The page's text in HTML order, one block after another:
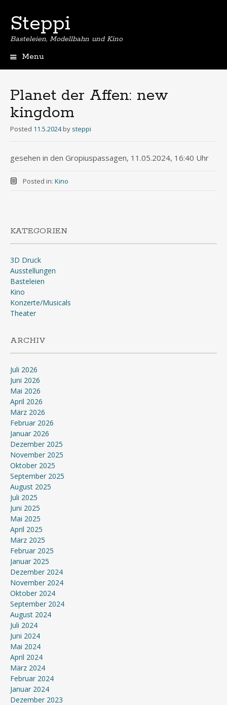
Steppi
Basteleien, Modellbahn und Kino
Menu
Planet der Affen: new
kingdom
Posted 11.5.2024 by steppi
gesehen in den Gropiuspassagen, 11.05.2024, 16:40 Uhr
Posted in: Kino
KATEGORIEN
3D Druck
Ausstellungen
Basteleien
Kino
Konzerte/Musicals
Theater
ARCHIV
Juli 2026
Juni 2026
Mai 2026
April 2026
März 2026
Februar 2026
Januar 2026
Dezember 2025
November 2025
Oktober 2025
September 2025
August 2025
Juli 2025
Juni 2025
Mai 2025
April 2025
März 2025
Februar 2025
Januar 2025
Dezember 2024
November 2024
Oktober 2024
September 2024
August 2024
Juli 2024
Juni 2024
Mai 2024
April 2024
März 2024
Februar 2024
Januar 2024
Dezember 2023